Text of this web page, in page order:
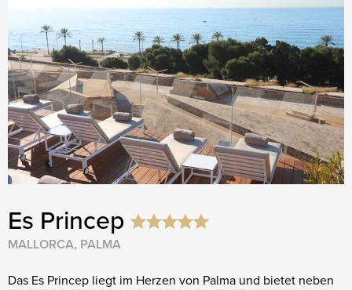
Es Princep
MALLORCA, PALMA
Das Es Princep liegt im Herzen von Palma und bietet neben